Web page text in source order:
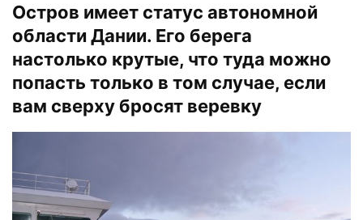
Остров имеет статус автономной
области Дании. Его берега
настолько крутые, что туда можно
попасть только в том случае, если
вам сверху бросят веревку